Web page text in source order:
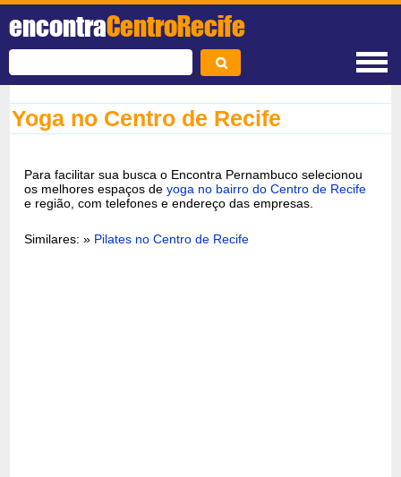
encontraCentroRecife
Yoga no Centro de Recife
Para facilitar sua busca o Encontra Pernambuco selecionou
os melhores espaços deyoga no bairro do Centro de Recife
e região, com telefones e endereço das empresas.
Similares: » Pilates no Centro de Recife